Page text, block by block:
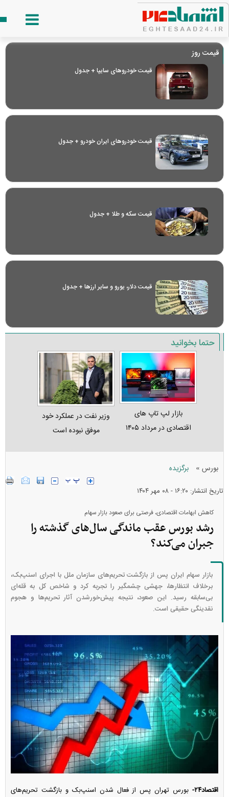
قیمت روز
قیمت خودرو‌های سایپا + جدول
قیمت خودرو‌های ایران خودرو + جدول
قیمت سکه و طلا + جدول
قیمت دلار، یورو و سایر ارز‌ها + جدول
حتما بخوانید
بازار لپ‌ تاپ‌ های
اقتصادی در مرداد ۱۴۰۵
وزیر نفت در عملکرد خود
موفق نبوده است
بورس » برگزیده
تاریخ انتشار: ۱۶:۲۰ - ۰۸ مهر ۱۴۰۴
کاهش ابهامات اقتصادی، فرصتی برای صعود بازار سهام
رشد بورس عقب ماندگی سال‌های گذشته را
جبران می‌کند؟
بازار سهام ایران پس از بازگشت تحریم‌های سازمان ملل با اجرای اسنپ‌بک،
برخلاف انتظارها، جهشی چشمگیر را تجربه کرد و شاخص کل به قله‌ای
بی‌سابقه رسید. این صعود، نتیجه پیش‌خورشدن آثار تحریم‌ها و هجوم
نقدینگی حقیقی است.
اقتصاد۲۴-
بورس تهران پس از فعال شدن اسنپ‌بک و بازگشت تحریم‌های